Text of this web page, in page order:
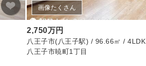
画像たくさん
2,750万円
八王子市(八王子駅) / 96.66㎡ / 4LDK
八王子市暁町1丁目